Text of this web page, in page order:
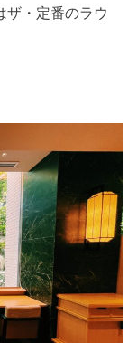
ザ・定番のラウ